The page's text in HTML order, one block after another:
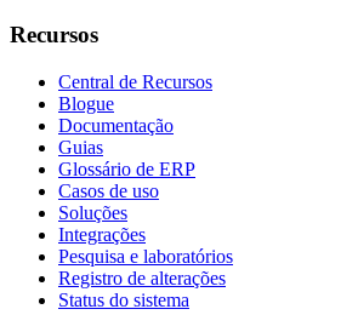
Recursos
Central de Recursos
Blogue
Documentação
Guias
Glossário de ERP
Casos de uso
Soluções
Integrações
Pesquisa e laboratórios
Registro de alterações
Status do sistema